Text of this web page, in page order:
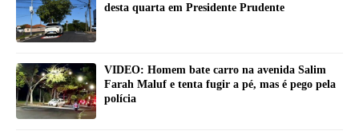
desta quarta em Presidente Prudente
VIDEO: Homem bate carro na avenida Salim
Farah Maluf e tenta fugir a pé, mas é pego pela
polícia